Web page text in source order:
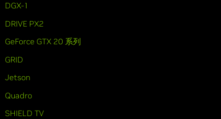
DGX-1
DRIVE PX2
GeForce GTX 20 系列
GRID
Jetson
Quadro
SHIELD TV